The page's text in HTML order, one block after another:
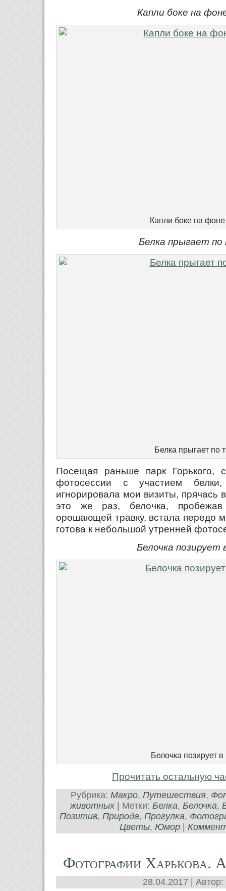
Капли боке на
Капли боке на фоне
Белка прыгает
Белка прыгает по
Посещая раньше парк Горького,
фотосессии с участием
игнорировала мои визиты, прячась
это же раз, белочка,
орошающей травку, встала передо
готова к небольшой утренней
Белочка позирует
Белочка позирует в
Прочитать остальную
Рубрика: Макро, Путешествия,
животных| Метки: Белка, Белочка,
Позитив, Природа, Прогулка,
Цветы, Юмор|
Фотографии Харькова.
28.04.2017 | Автор: